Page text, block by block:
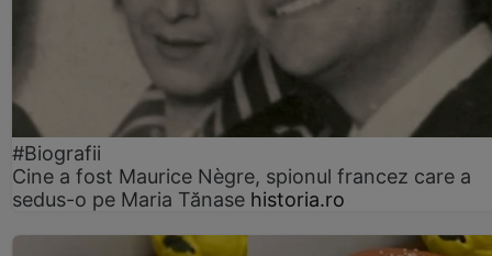
#Biografii
Cine a fost Maurice Nègre, spionul francez care a
sedus-o pe Maria Tănase historia.ro